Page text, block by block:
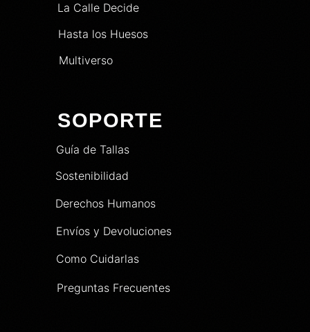
La Calle Decide
Hasta los Huesos
Multiverso
SOPORTE
Guía de Tallas
Sostenibilidad
Derechos Humanos
Envíos y Devoluciones
Como Cuidarlas
Preguntas Frecuentes